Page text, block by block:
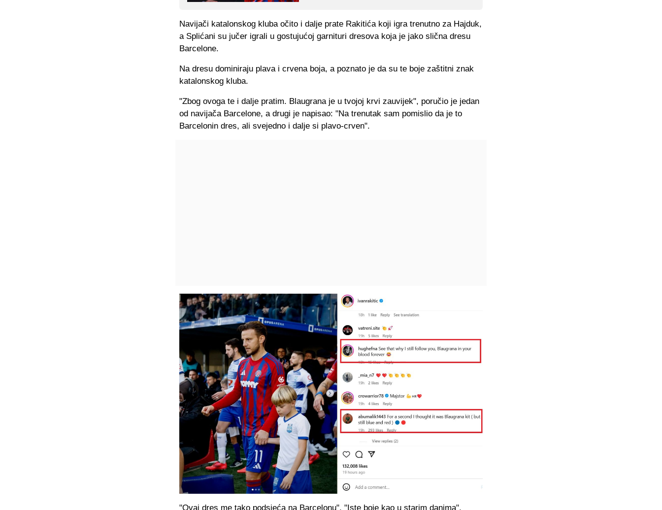
Navijači katalonskog kluba očito i dalje prate Rakitića koji igra trenutno za Hajduk,
a Splićani su jučer igrali u gostujućoj garnituri dresova koja je jako slična dresu
Barcelone.
Na dresu dominiraju plava i crvena boja, a poznato je da su te boje zaštitni znak
katalonskog kluba.
"Zbog ovoga te i dalje pratim. Blaugrana je u tvojoj krvi zauvijek", poručio je jedan
od navijača Barcelone, a drugi je napisao: "Na trenutak sam pomislio da je to
Barcelonin dres, ali svejedno i dalje si plavo-crven".
"Ovaj dres me tako podsjeća na Barcelonu", "Iste boje kao u starim danima",